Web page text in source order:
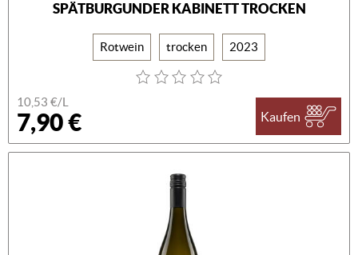
SPÄTBURGUNDER KABINETT TROCKEN
Rotwein trocken 2023
10,53 €/L
7,90 € Kaufen